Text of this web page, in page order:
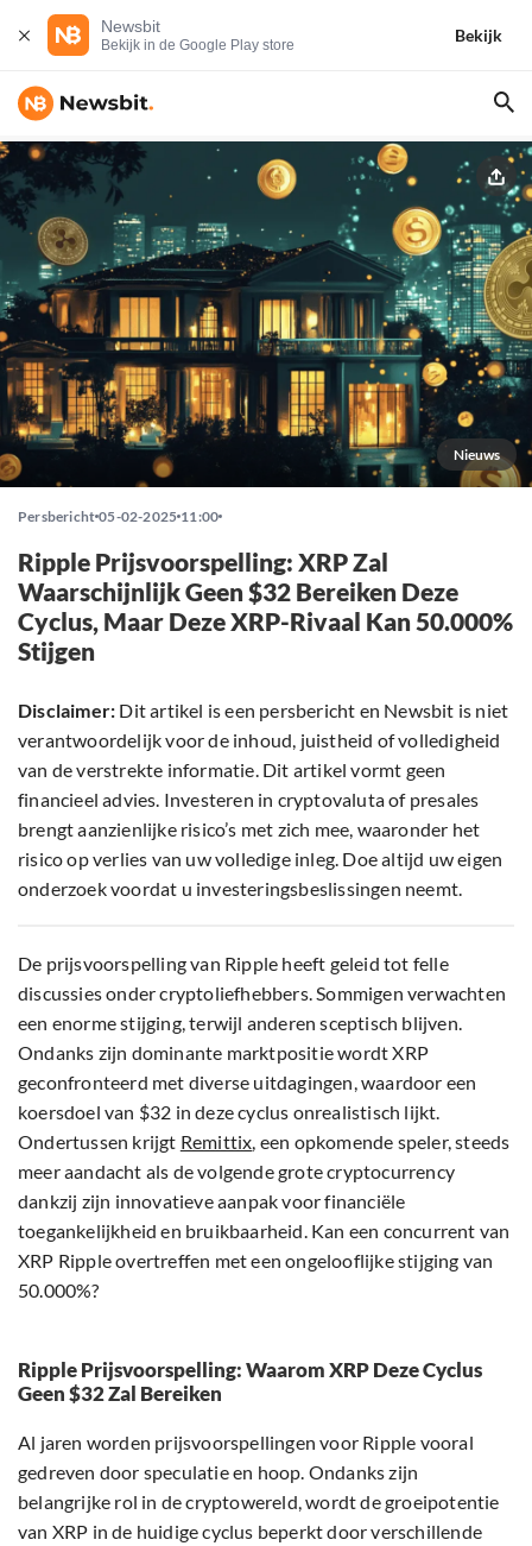
Newsbit
Bekijk in de Google Play store
Bekijk
Nieuws
Persbericht 05-02-2025 11:00
Ripple Prijsvoorspelling: XRP Zal
Waarschijnlijk Geen $32 Bereiken Deze
Cyclus, Maar Deze XRP-Rivaal Kan 50.000%
Stijgen
Disclaimer: Dit artikel is een persbericht en Newsbit is niet
verantwoordelijk voor de inhoud, juistheid of volledigheid
van de verstrekte informatie. Dit artikel vormt geen
financieel advies. Investeren in cryptovaluta of presales
brengt aanzienlijke risico’s met zich mee, waaronder het
risico op verlies van uw volledige inleg. Doe altijd uw eigen
onderzoek voordat u investeringsbeslissingen neemt.
De prijsvoorspelling van Ripple heeft geleid tot felle
discussies onder cryptoliefhebbers. Sommigen verwachten
een enorme stijging, terwijl anderen sceptisch blijven.
Ondanks zijn dominante marktpositie wordt XRP
geconfronteerd met diverse uitdagingen, waardoor een
koersdoel van $32 in deze cyclus onrealistisch lijkt.
Ondertussen krijgt Remittix, een opkomende speler, steeds
meer aandacht als de volgende grote cryptocurrency
dankzij zijn innovatieve aanpak voor financiële
toegankelijkheid en bruikbaarheid. Kan een concurrent van
XRP Ripple overtreffen met een ongelooflijke stijging van
50.000%?
Ripple Prijsvoorspelling: Waarom XRP Deze Cyclus
Geen $32 Zal Bereiken
Al jaren worden prijsvoorspellingen voor Ripple vooral
gedreven door speculatie en hoop. Ondanks zijn
belangrijke rol in de cryptowereld, wordt de groeipotentie
van XRP in de huidige cyclus beperkt door verschillende